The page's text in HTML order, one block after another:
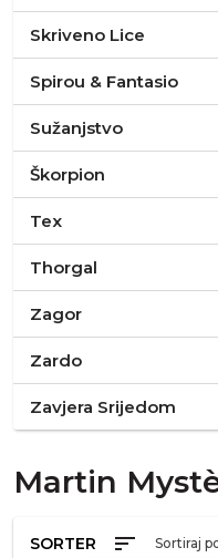
Skriveno Lice
Spirou & Fantasio
Sužanjstvo
Škorpion
Tex
Thorgal
Zagor
Zardo
Zavjera Srijedom
Martin
SORTER sort
Sortiraj